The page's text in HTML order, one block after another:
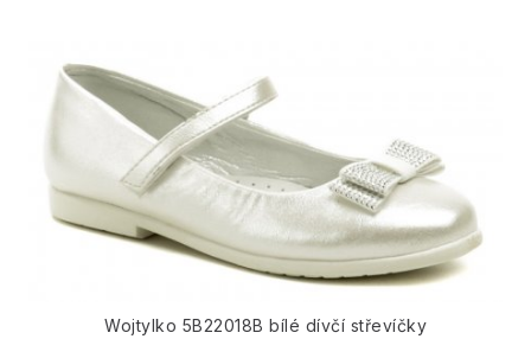
Wojtylko 5B22018B bílé dívčí střevíčky